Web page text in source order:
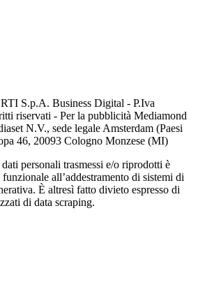
RTI S.p.A. Business Digital - P.Iva
riservati - Per la pubblicità Mediamond
N.V., sede legale Amsterdam (Paesi
46, 20093 Cologno Monzese (MI)
personali trasmessi e/o riprodotti è
all’addestramento di sistemi di
È altresì fatto divieto espresso di
di data scraping.